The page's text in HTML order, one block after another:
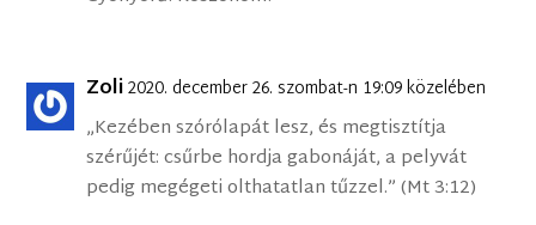
Zoli2020. december 26. szombat-n 19:09 közelében
„Kezében szórólapát lesz, és megtisztítja
szérűjét: csűrbe hordja gabonáját, a pelyvát
pedig megégeti olthatatlan tűzzel.” (Mt 3:12)